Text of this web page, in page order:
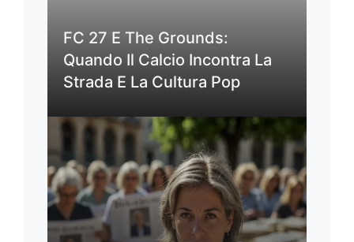
FC 27 E The Grounds:
Quando Il Calcio Incontra La
Strada E La Cultura Pop